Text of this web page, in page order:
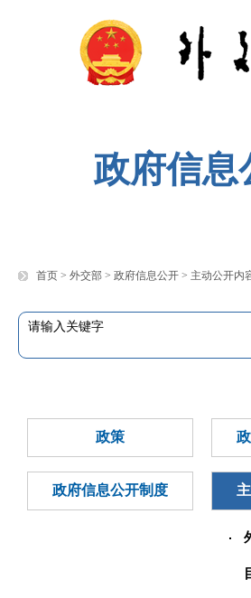
政府信息
首页 > 外交部 > 政府信息公开 > 主动公开内
政策
政府信息公开制度